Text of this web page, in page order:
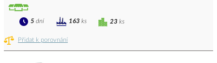
Přidat k porovnání
23 ks
5 dní 163 ks